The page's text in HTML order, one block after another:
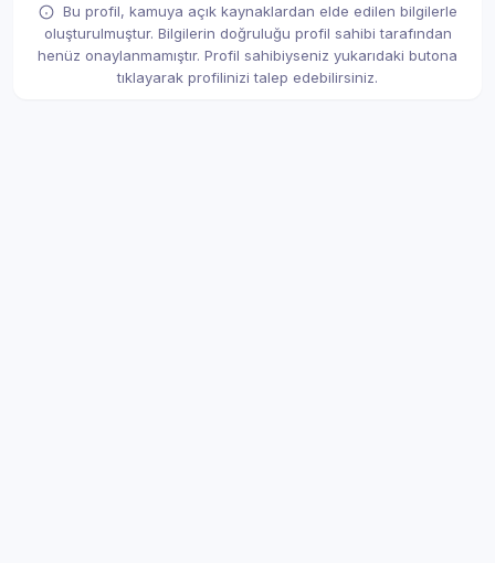
Bu profil, kamuya açık kaynaklardan elde edilen bilgilerle
oluşturulmuştur. Bilgilerin doğruluğu profil sahibi tarafından
henüz onaylanmamıştır. Profil sahibiyseniz yukarıdaki butona
tıklayarak profilinizi talep edebilirsiniz.